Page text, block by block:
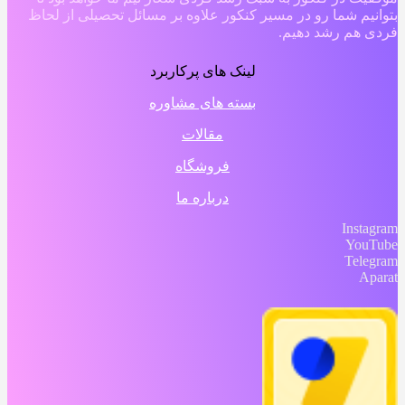
بتوانیم شما رو در مسیر کنکور علاوه بر مسائل تحصیلی از لحاظ
فردی هم رشد دهیم.
لینک های پرکاربرد
بسته های مشاوره
مقالات
فروشگاه
درباره ما
Instagram
YouTube
Telegram
Aparat